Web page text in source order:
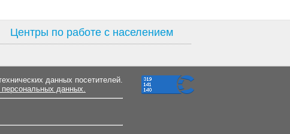
Центры по работе с населением
данных посетителей.
персональных данных.